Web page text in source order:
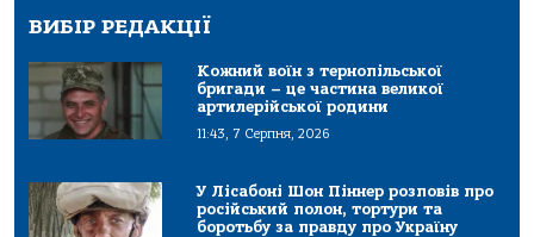
ВИБІР РЕДАКЦІЇ
Кожний воїн з тернопільської
бригади – це частина великої
артилерійської родини
11:43, 7 Серпня, 2026
У Лісабоні Шон Піннер розповів про
російський полон, тортури та
боротьбу за правду про Україну